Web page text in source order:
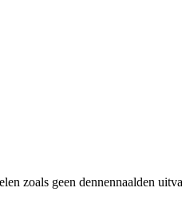
zoals geen dennennaalden